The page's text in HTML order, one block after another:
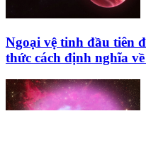
Ngoại vệ tinh đầu tiên
thức cách định nghĩa